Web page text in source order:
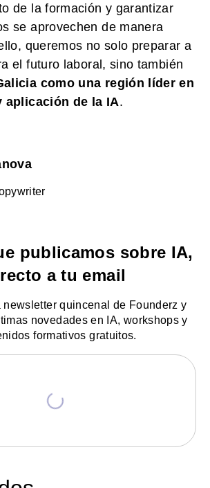
de la formación y garantizar
se aprovechen de manera
queremos no solo preparar a
el futuro laboral, sino también
como una región líder en
aplicación de la IA.
publicamos sobre IA,
a tu email
newsletter quincenal de Founderz y
novedades en IA, workshops y
formativos gratuitos.